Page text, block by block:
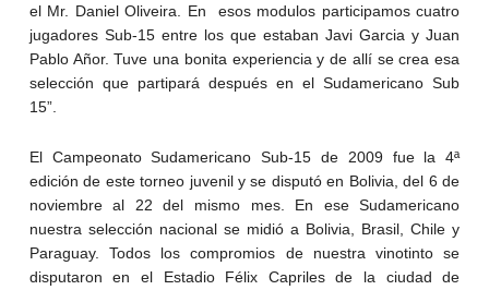
el Mr. Daniel Oliveira. En esos modulos participamos cuatro
jugadores Sub-15 entre los que estaban Javi Garcia y Juan
Pablo Añor. Tuve una bonita experiencia y de allí se crea esa
selección que partipará después en el Sudamericano Sub
15”.
El Campeonato Sudamericano Sub-15 de 2009 fue la 4ª
edición de este torneo juvenil y se disputó en Bolivia, del 6 de
noviembre al 22 del mismo mes. En ese Sudamericano
nuestra selección nacional se midió a Bolivia, Brasil, Chile y
Paraguay. Todos los compromios de nuestra vinotinto se
disputaron en el Estadio Félix Capriles de la ciudad de